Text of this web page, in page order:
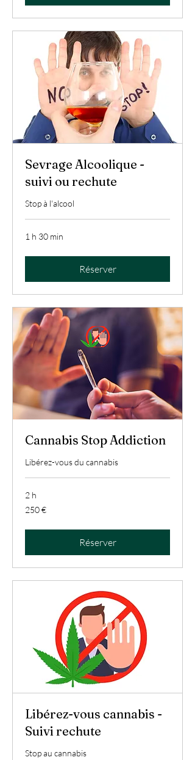
Sevrage Alcoolique -
suivi ou rechute
Stop à l'alcool
1 h 30 min
Réserver
Cannabis Stop Addiction
Libérez-vous du cannabis
2 h
250
euros
250 €
Réserver
Libérez-vous cannabis -
Suivi rechute
Stop au cannabis